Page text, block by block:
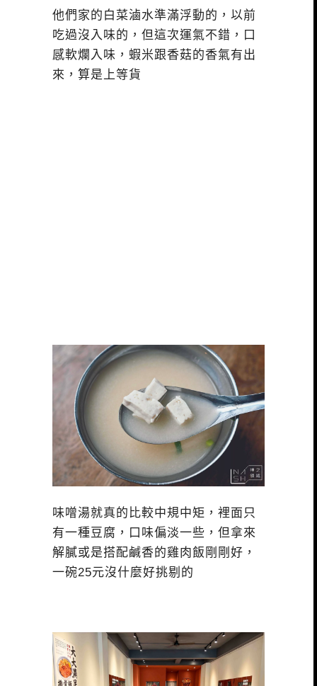
他們家的白菜滷水準滿浮動的，以前
吃過沒入味的，但這次運氣不錯，口
感軟爛入味，蝦米跟香菇的香氣有出
來，算是上等貨
味噌湯就真的比較中規中矩，裡面只
有一種豆腐，口味偏淡一些，但拿來
解膩或是搭配鹹香的雞肉飯剛剛好，
一碗25元沒什麼好挑剔的